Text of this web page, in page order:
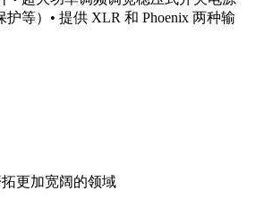
等）• 提供 XLR 和 Phoenix 两种输
更加宽阔的领域